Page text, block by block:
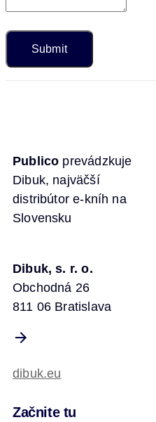
Publico prevádzkuje
Dibuk, najväčší
distribútor e-kníh na
Slovensku
Dibuk, s. r. o.
Obchodná 26
811 06 Bratislava
dibuk.eu
Začnite tu